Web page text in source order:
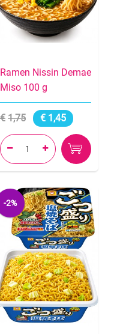
Ramen Nissin Demae
Miso 100 g
1,75 1,45
 
-2%